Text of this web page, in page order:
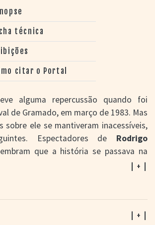
técnica
citar o Portal
alguma repercussão quando foi
de Gramado, em março de 1983. Mas
sobre ele se mantiveram inacessíveis,
Espectadores de Rodrigo
que a história se passava na
(1964-1985) e tinha um caráter
terroristas contra o regime. Dos
Sacomory foi o que teve uma
carreira, atuando como professor de
| + |
| + |